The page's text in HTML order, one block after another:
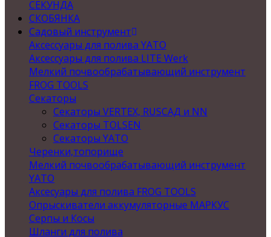
СЕКУНДА
СКОБЯНКА
Садовый инструмент
Аксессуары для полива YATO
Аксессуары для полива LITE Werk
Мелкий почвообрабатывающий инструмент
FROG TOOLS
Секаторы
Секаторы VERTEX, RUSСАД и NN
Секаторы TOLSEN
Секаторы YATO
Черенки,топорище
Мелкий почвообрабатывающий инструмент
YATO
Аксесуары для полива FROG TOOLS
Опрыскиватели аккумуляторные МАРКУС
Серпы и Косы
Шланги для полива